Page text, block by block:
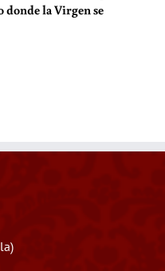
donde la Virgen se